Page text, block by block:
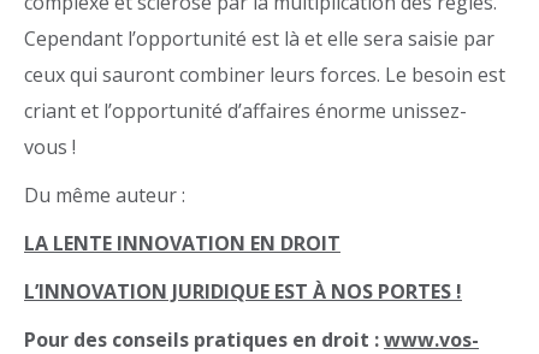
Cependant l’opportunité est là et elle sera saisie par
ceux qui sauront combiner leurs forces. Le besoin est
criant et l’opportunité d’affaires énorme unissez-
vous !
Du même auteur :
LA LENTE INNOVATION EN DROIT
L’INNOVATION JURIDIQUE EST À NOS PORTES !
Pour des conseils pratiques en droit :www.vos-